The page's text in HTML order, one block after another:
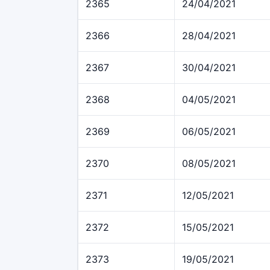
2365 24/04/2021
2366 28/04/2021
2367 30/04/2021
2368 04/05/2021
2369 06/05/2021
2370 08/05/2021
2371 12/05/2021
2372 15/05/2021
2373 19/05/2021